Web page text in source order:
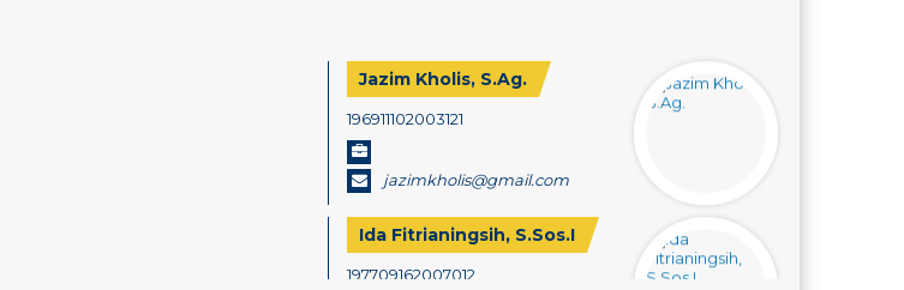
Jazim Kholis, S.Ag.
196911102003121
Ida Fitrianingsih, S.Sos.I
197709162007012
KEPALA TU